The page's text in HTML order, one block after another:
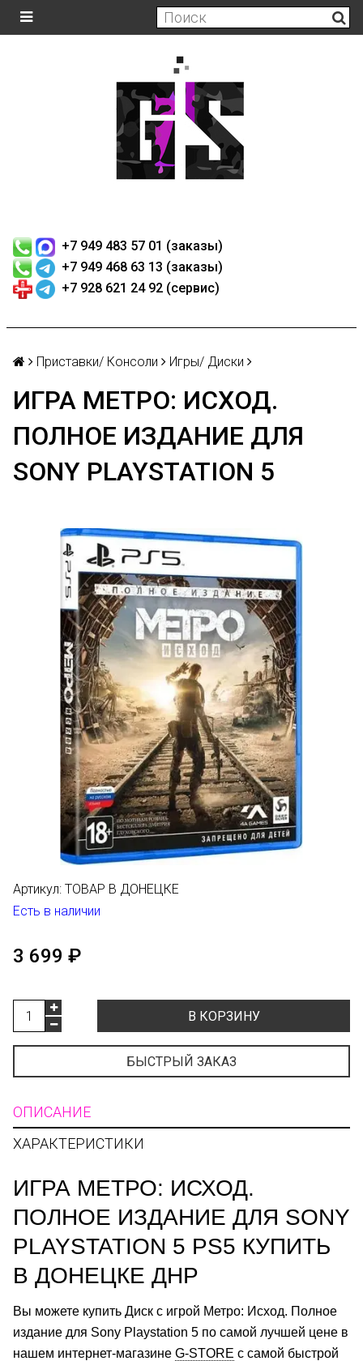
+7 949 483 57 01 (заказы)
+7 949 468 63 13 (заказы)
+7 928 621 24 92 (сервис)
Приставки/ Консоли Игры/ Диски
ИГРА МЕТРО: ИСХОД.
ПОЛНОЕ ИЗДАНИЕ ДЛЯ
SONY PLAYSTATION 5
Артикул: ТОВАР В ДОНЕЦКЕ
Есть в наличии
3 699 ₽
В КОРЗИНУ
БЫСТРЫЙ ЗАКАЗ
ОПИСАНИЕ
ХАРАКТЕРИСТИКИ
ИГРА МЕТРО: ИСХОД.
ПОЛНОЕ ИЗДАНИЕ ДЛЯ SONY
PLAYSTATION 5 PS5 КУПИТЬ
В ДОНЕЦКЕ ДНР
Вы можете купить Диск с игрой Метро: Исход. Полное
издание для Sony Playstation 5 по самой лучшей цене в
нашем интернет-магазине G-STORE с самой быстрой